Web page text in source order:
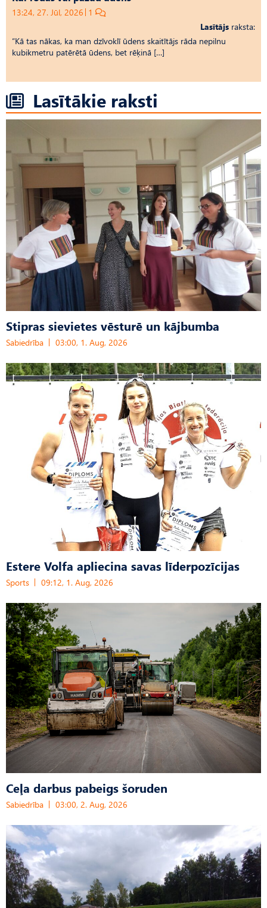
13:24, 27. Jūl, 2026 1
Lasītājs raksta:
“Kā tas nākas, ka man dzīvoklī ūdens skaitītājs rāda nepilnu
kubikmetru patērētā ūdens, bet rēķinā […]
Lasītākie raksti
Stipras sievietes vēsturē un kājbumba
Sabiedrība 03:00, 1. Aug, 2026
Estere Volfa apliecina savas līderpozīcijas
Sports 09:12, 1. Aug, 2026
Ceļa darbus pabeigs šoruden
Sabiedrība 03:00, 2. Aug, 2026